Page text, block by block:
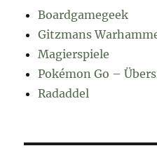
Boardgamegeek
Gitzmans
Magierspiele
Pokémon Go –
Radaddel